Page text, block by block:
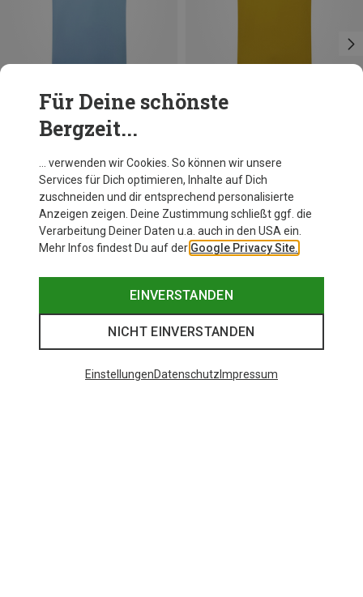
Du sparst 30%
Für Deine schönste
Bergzeit...
… verwenden wir Cookies. So können wir unsere
Services für Dich optimieren, Inhalte auf Dich
zuschneiden und dir entsprechend personalisierte
Anzeigen zeigen. Deine Zustimmung schließt ggf. die
Verarbeitung Deiner Daten u.a. auch in den USA ein.
Mehr Infos findest Du auf der Google Privacy Site.
EINVERSTANDEN
NICHT EINVERSTANDEN
EinstellungenDatenschutz Impressum